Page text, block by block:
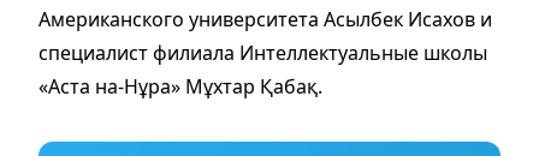
Американского университета Асылбек Исахов и
специалист филиала Интеллектуальные школы
«Аста на-Нұра» Мұхтар Қабақ.